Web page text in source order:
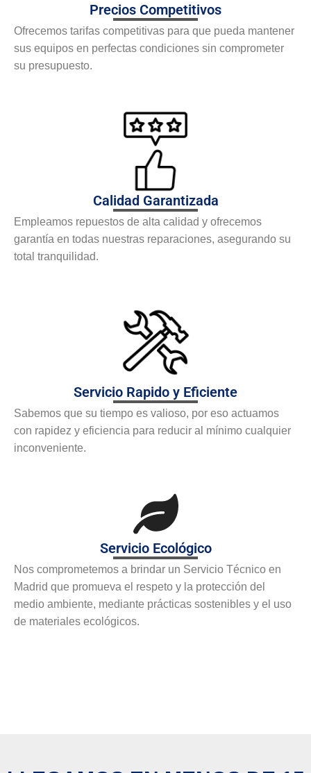
Precios Competitivos
Ofrecemos tarifas competitivas para que pueda mantener
sus equipos en perfectas condiciones sin comprometer
su presupuesto.
Calidad Garantizada
Empleamos repuestos de alta calidad y ofrecemos
garantía en todas nuestras reparaciones, asegurando su
total tranquilidad.
Servicio Rapido y Eficiente
Sabemos que su tiempo es valioso, por eso actuamos
con rapidez y eficiencia para reducir al mínimo cualquier
inconveniente.
Servicio Ecológico
Nos comprometemos a brindar un Servicio Técnico en
Madrid que promueva el respeto y la protección del
medio ambiente, mediante prácticas sostenibles y el uso
de materiales ecológicos.